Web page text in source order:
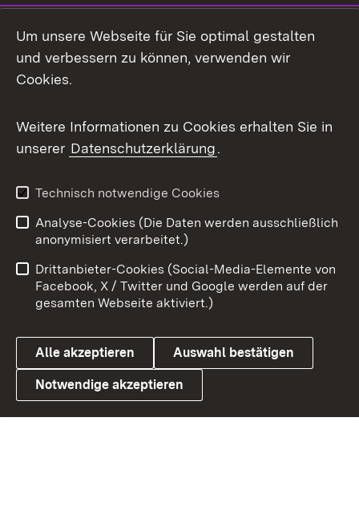
Mastodon
Messenger
Social Wall
X / Twitter
Youtube
Link zum Landesportal
Benutzungshinweise
Barrierefreiheit
Datenschutz
Cookies
Um unsere Webseite für Sie optimal gestalten
und verbessern zu können, verwenden wir
Cookies.
Weitere Informationen zu Cookies erhalten Sie in
unserer Datenschutzerklärung.
Technisch notwendige Cookies
Analyse-Cookies (Die Daten werden ausschließlich
anonymisiert verarbeitet.)
Drittanbieter-Cookies (Social-Media-Elemente von
Facebook, X / Twitter und Google werden auf der
gesamten Webseite aktiviert.)
Alle akzeptieren Auswahl bestätigen
Notwendige akzeptieren